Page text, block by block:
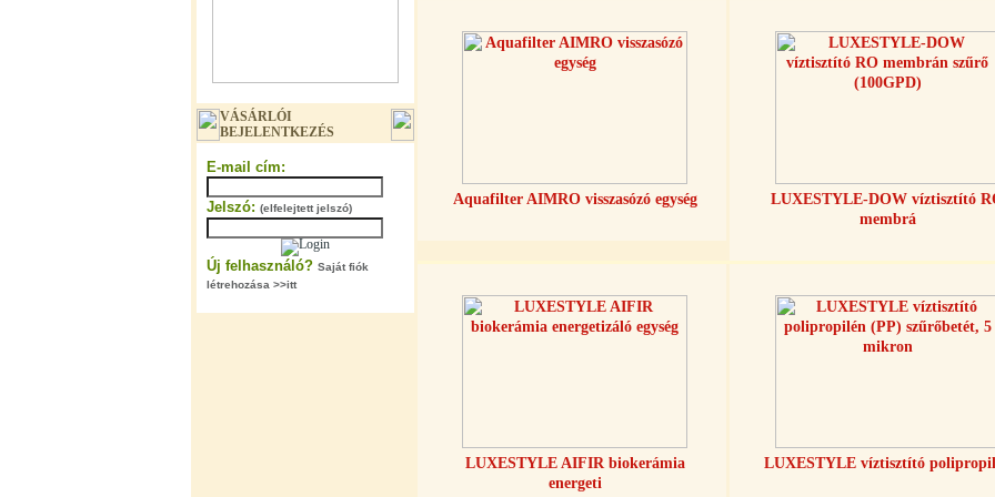
Quick
320,-Ft
VÁSÁRLÓI
BEJELENTKEZÉS
E-mail cím:
Jelszó: (elfelejtett jelszó)
Új felhasználó? Saját fiók
létrehozása >>itt
Aquafilter AIMRO visszasózó egység
LUXESTYLE-DOW víztisztító
membrá
LUXESTYLE AIFIR biokerámia
energeti
LUXESTYLE víztisztító